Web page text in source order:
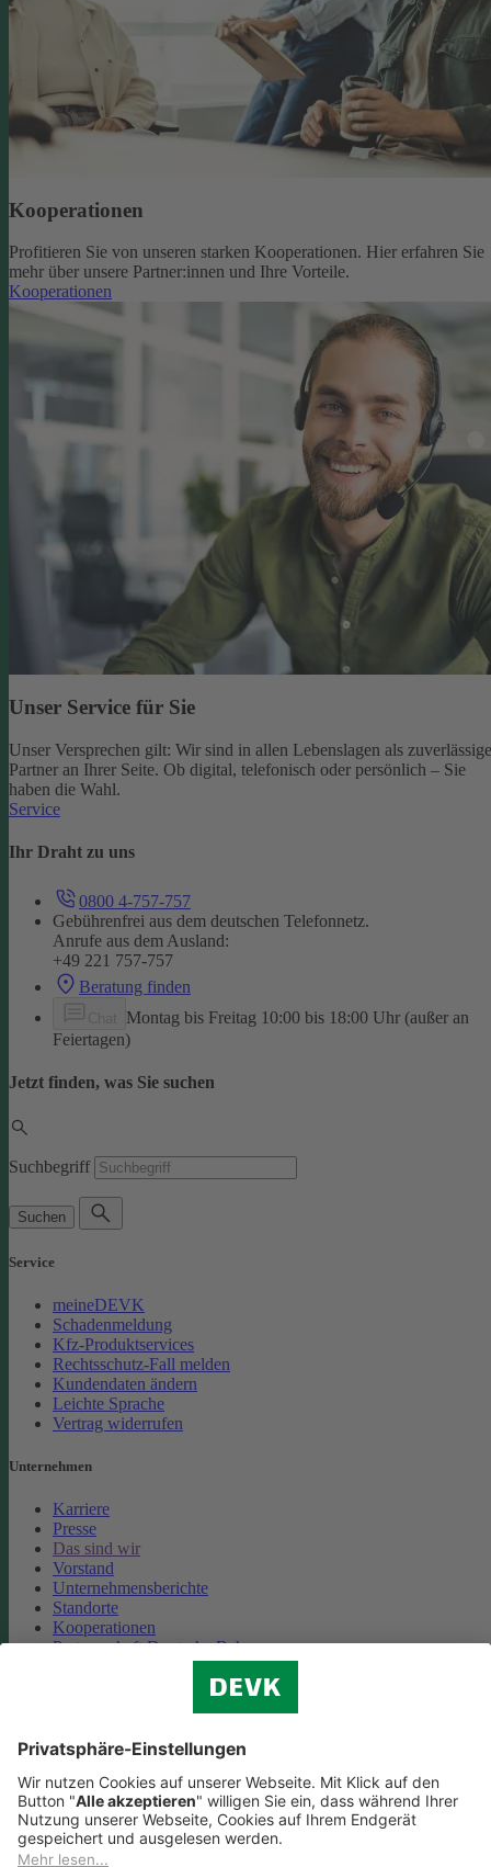
Kooperationen
Profitieren Sie von unseren starken Kooperationen. Hier erfahren Sie
mehr über unsere Partner:innen und Ihre Vorteile.
Kooperationen
Unser Service für Sie
Unser Versprechen gilt: Wir sind in allen Lebenslagen als
Partner an Ihrer Seite. Ob digital, telefonisch oder persönlich – Sie
haben die Wahl.
Service
Ihr Draht zu uns
0800 4-757-757
Gebührenfrei aus dem deutschen Telefonnetz.
Anrufe aus dem Ausland:
+49 221 757-757
Beratung finden
Montag bis Freitag 10:00 bis 18:00 Uhr (außer an
Feiertagen)
Jetzt finden, was Sie suchen
Suchbegriff
Suchen
Service
meineDEVK
Schadenmeldung
Kfz-Produktservices
Rechtsschutz-Fall melden
Kundendaten ändern
Leichte Sprache
Vertrag widerrufen
Unternehmen
Karriere
Presse
Das sind wir
Vorstand
Unternehmensberichte
Standorte
Kooperationen
Partnerschaft Deutsche Bahn
Cookie-Einstellungen
Datenschutz